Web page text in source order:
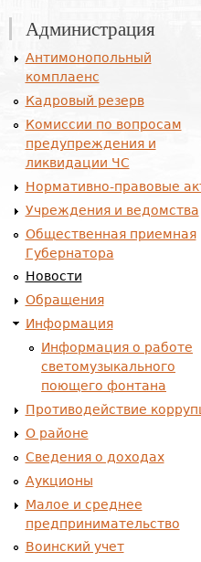
Администрация
Антимонопольный
комплаенс
Кадровый резерв
Комиссии по вопросам
предупреждения и
ликвидации ЧС
Нормативно-правовые
Учреждения и ведомства
Общественная приемная
Губернатора
Новости
Обращения
Информация
Информация о работе
светомузыкального
поющего фонтана
Противодействие
О районе
Сведения о доходах
Аукционы
Малое и среднее
предпринимательство
Воинский учет